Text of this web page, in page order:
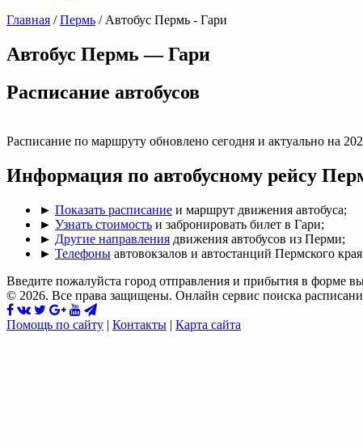
Главная /Пермь / Автобус Пермь - Гари
Автобус Пермь — Гари
Раcписание автобусов
Расписание по маршруту обновлено сегодня и актуально на
Информация по автобусному рейсу
► Показать расписание и маршрут движения автобуса;
► Узнать стоимость и забронировать билет в Гари;
► Другие направления движения автобусов из Перми;
► Телефоны автовокзалов и автостанций Пермского
Введите пожалуйста город отправления и прибытия в форме
© 2026. Все права защищены. Онлайн сервис поиска
Помощь по сайту | Контакты | Карта сайта